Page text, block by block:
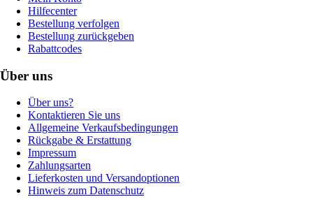
Hilfecenter
Bestellung verfolgen
Bestellung zurückgeben
Rabattcodes
Über uns
Über uns?
Kontaktieren Sie uns
Allgemeine Verkaufsbedingungen
Rückgabe & Erstattung
Impressum
Zahlungsarten
Lieferkosten und Versandoptionen
Hinweis zum Datenschutz